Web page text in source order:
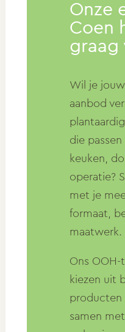
Onze
Coen
graag
Wil je
aanbod
die
keuken,
operatie?
met je
formaat,
maatwerk.
Ons
kiezen uit
producten
samen